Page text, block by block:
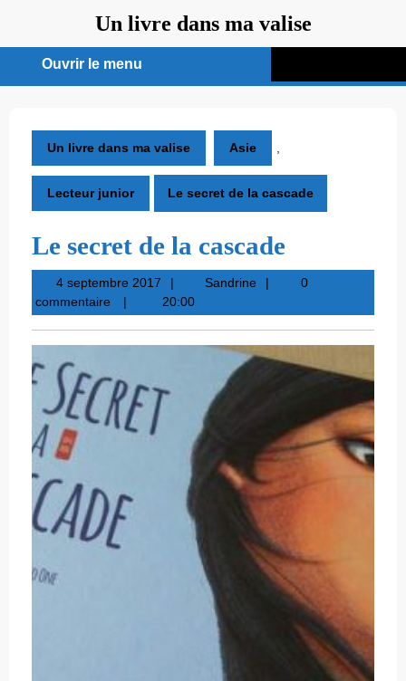
contenu
Un livre dans ma valise
Ouvrir le menu
menu
Un livre dans ma valise Asie
Lecteur junior Le secret de la cascade
Le secret de la cascade
4 septembre 20174
septembre
2017
SandrineSandrine
0
commentaire
20:00